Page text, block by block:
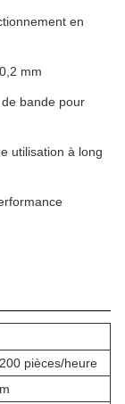
en
mm
bande pour
utilisation à long
pièces/heure